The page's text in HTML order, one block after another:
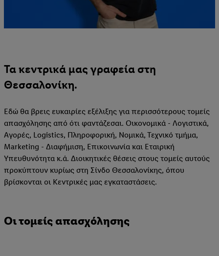
Τα κεντρικά μας γραφεία στη
Θεσσαλονίκη.
Εδώ θα βρεις ευκαιρίες εξέλιξης για περισσότερους τομείς
απασχόλησης από ότι φαντάζεσαι. Οικονομικά - Λογιστικά,
Αγορές, Logistics, Πληροφορική, Νομικά, Τεχνικό τμήμα,
Marketing - Διαφήμιση, Επικοινωνία και Εταιρική
Υπευθυνότητα κ.ά. Διοικητικές θέσεις στους τομείς αυτούς
προκύπτουν κυρίως στη Σίνδο Θεσσαλονίκης, όπου
βρίσκονται οι Κεντρικές μας εγκαταστάσεις.
Οι τομείς απασχόλησης